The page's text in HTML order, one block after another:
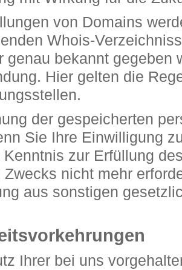
von Domains
Whois-
genau bekannt gegeben
Hier gelten die
der gespeicherten
Sie Ihre Einwilligung
Kenntnis zur Erfüllung
Zwecks nicht mehr
aus sonstigen
Ihrer bei uns